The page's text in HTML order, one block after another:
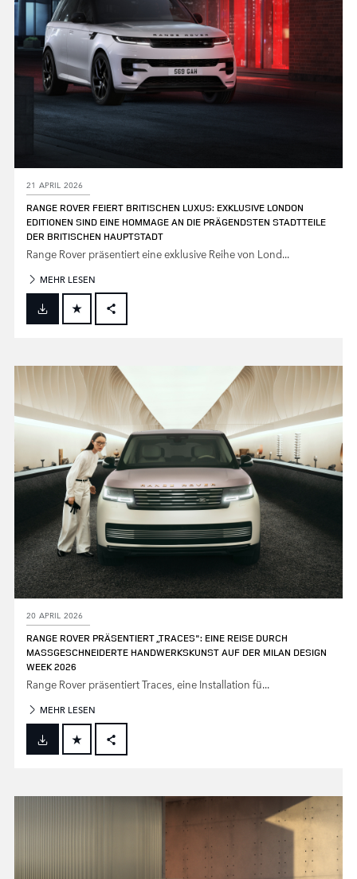
21 APRIL 2026
RANGE ROVER FEIERT BRITISCHEN LUXUS: EXKLUSIVE LONDON
EDITIONEN SIND EINE HOMMAGE AN DIE PRÄGENDSTEN STADTTEILE
DER BRITISCHEN HAUPTSTADT
Range Rover präsentiert eine exklusive Reihe von Lond...
MEHR LESEN
FACEBOOK
LINKEDIN
SHARE
20 APRIL 2026
RANGE ROVER PRÄSENTIERT „TRACES": EINE REISE DURCH
MASSGESCHNEIDERTE HANDWERKSKUNST AUF DER MILAN DESIGN
WEEK 2026
Range Rover präsentiert Traces, eine Installation fü...
MEHR LESEN
FACEBOOK
LINKEDIN